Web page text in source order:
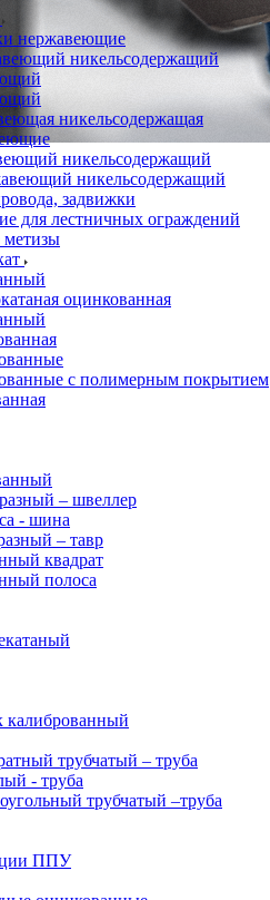
нержавеющие
никельсодержащий
никельсодержащая
никельсодержащий
никельсодержащий
задвижки
для лестничных ограждений
оцинкованная
с полимерным покрытием
– швеллер
- шина
– тавр
квадрат
полоса
калиброванный
трубчатый – труба
- труба
трубчатый –труба
ППУ